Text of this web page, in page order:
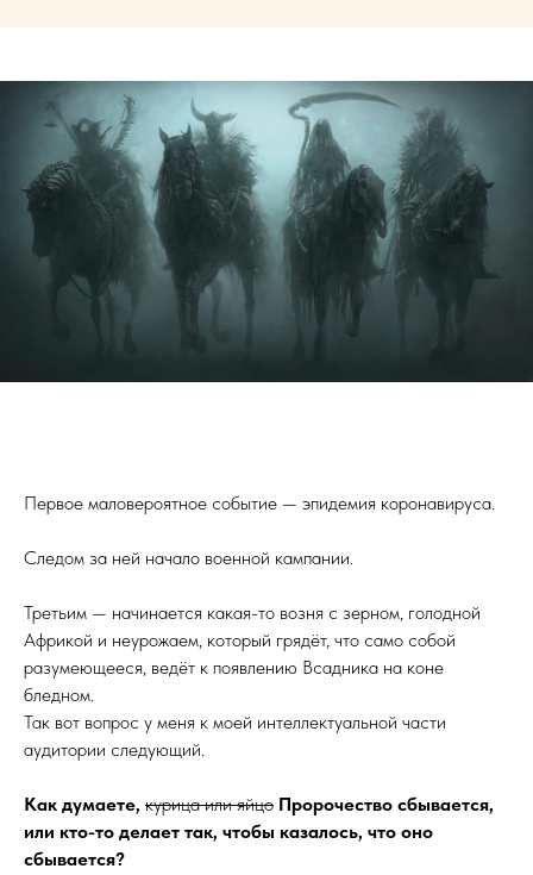
Первое маловероятное событие — эпидемия коронавируса.
Следом за ней начало военной кампании.
Третьим — начинается какая-то возня с зерном, голодной
Африкой и неурожаем, который грядёт, что само собой
разумеющееся, ведёт к появлению Всадника на коне
бледном.
Так вот вопрос у меня к моей интеллектуальной части
аудитории следующий.
Как думаете, курица или яйцо Пророчество сбывается,
или кто-то делает так, чтобы казалось, что оно
сбывается?